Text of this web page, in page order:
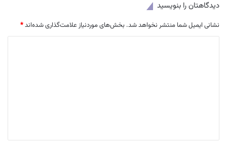
دیدگاهتان را بنویسید
نشانی ایمیل شما منتشر نخواهد شد. بخش‌های موردنیاز علامت‌گذاری شده‌اند*